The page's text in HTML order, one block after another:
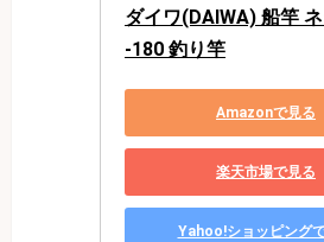
ダイワ(DAIWA) 船竿
-180 釣り竿
Amazonで見る
楽天市場で見る
Yahoo!ショッピング